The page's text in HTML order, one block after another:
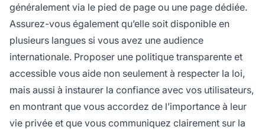
généralement via le pied de page ou une page dédiée.
Assurez-vous également qu’elle soit disponible en
plusieurs langues si vous avez une audience
internationale. Proposer une politique transparente et
accessible vous aide non seulement à respecter la loi,
mais aussi à instaurer la confiance avec vos utilisateurs,
en montrant que vous accordez de l’importance à leur
vie privée et que vous communiquez clairement sur la